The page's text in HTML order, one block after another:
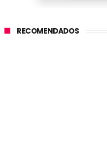
RECOMENDADOS